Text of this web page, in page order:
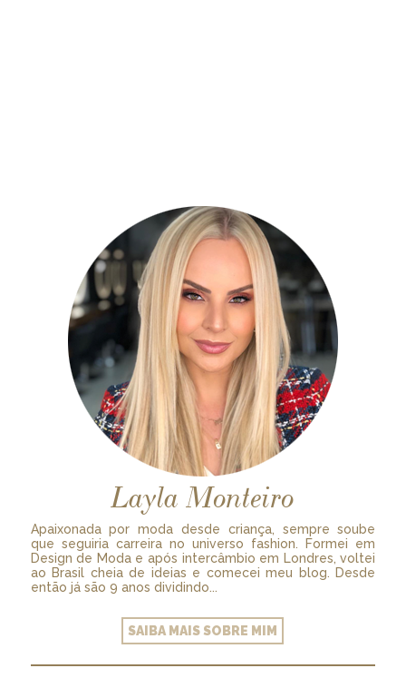
Layla Monteiro
Apaixonada por moda desde criança, sempre soube
que seguiria carreira no universo fashion. Formei em
Design de Moda e após intercâmbio em Londres, voltei
ao Brasil cheia de ideias e comecei meu blog. Desde
então já são 9 anos dividindo...
SAIBA MAIS SOBRE MIM